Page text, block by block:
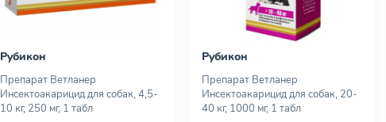
Рубикон
Препарат Ветланер
Инсектоакарицид для собак, 4,5-
10 кг, 250 мг, 1 табл
Рубикон
Препарат Ветланер
Инсектоакарицид для собак, 20-
40 кг, 1000 мг, 1 табл